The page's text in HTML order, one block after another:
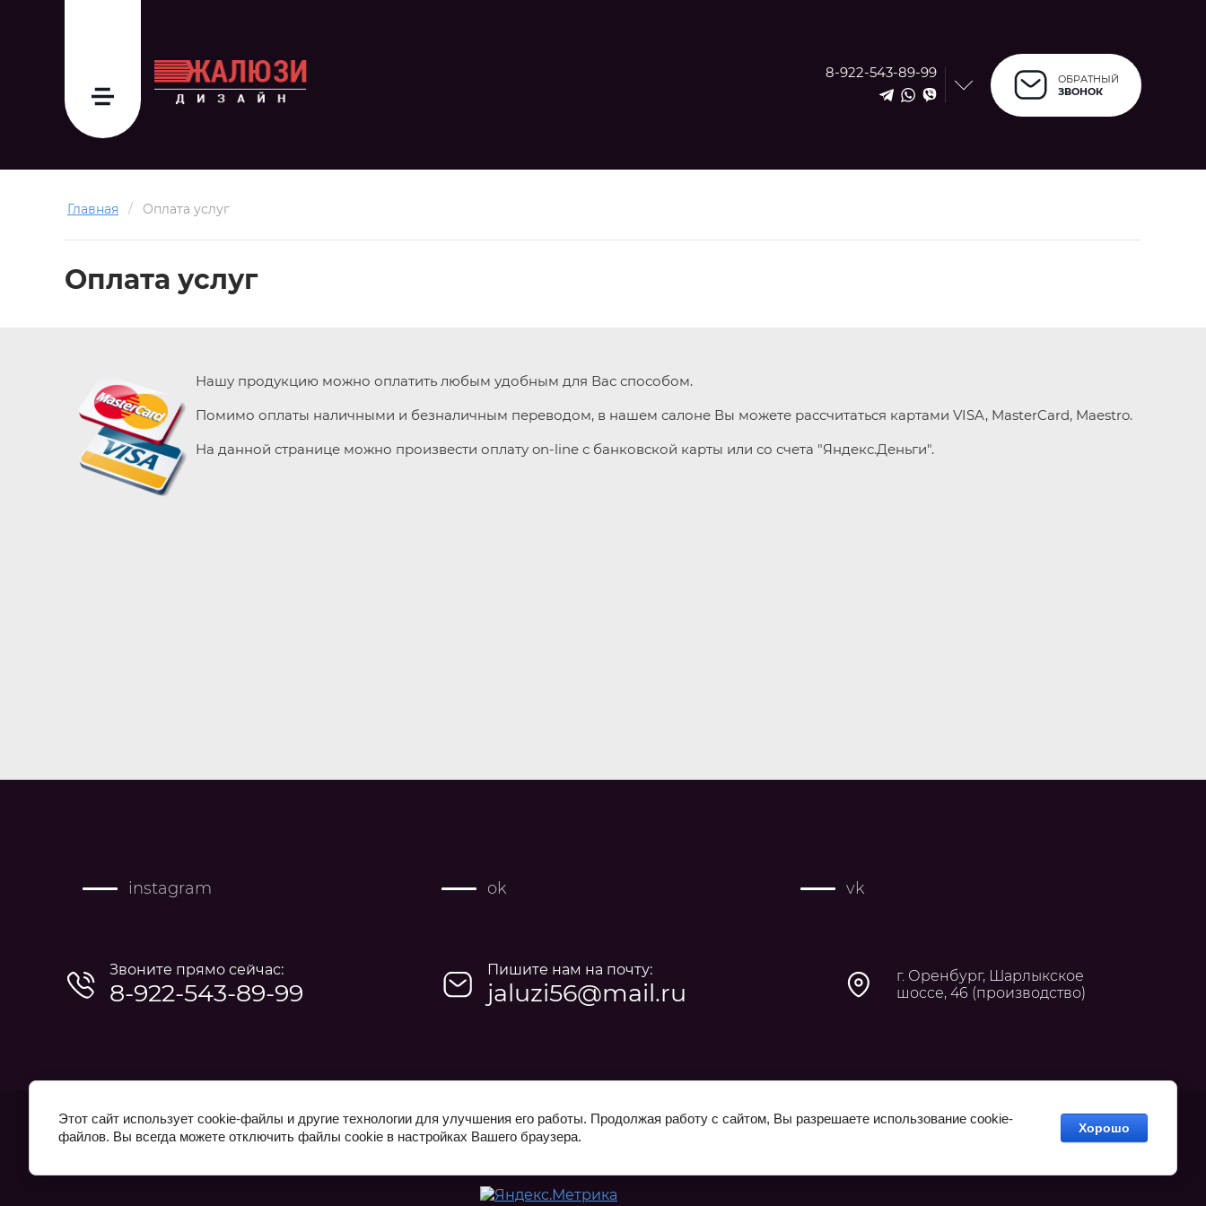
8-922-543-89-99
ОБРАТНЫЙ
ЗВОНОК
Главная / Оплата услуг
Оплата услуг
Нашу продукцию можно оплатить любым удобным для Вас способом.
Помимо оплаты наличными и безналичным переводом, в нашем салоне Вы можете рассчитаться картами VISA, MasterCard, Maestro.
На данной странице можно произвести оплату on-line с банковской карты или со счета "Яндекс.Деньги".
instagram ok vk
Звоните прямо сейчас:
8-922-543-89-99
Пишите нам на почту:
jaluzi56@mail.ru
г. Оренбург, Шарлыкское
шоссе, 46 (производство)
Этот сайт использует cookie-файлы и другие технологии для улучшения его работы. Продолжая работу с сайтом, Вы разрешаете использование cookie-
файлов. Вы всегда можете отключить файлы cookie в настройках Вашего браузера.
Хорошо